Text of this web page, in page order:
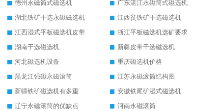
德州永磁筒式磁选机
广东湛江永磁筒式磁选机
湖北铁矿干选永磁磁选机
江西贫铁矿干选磁选机
江西湿式平板磁选机皮带
浙江平板磁选机选矿要求
湖南干选磁选机
新疆皮带干选磁选机
河北磁选机设备
重庆磁选机价格
黑龙江强磁永磁滚筒
江苏永磁滚筒结构图
新疆铁矿磁选机有多重
安徽铁尾矿湿式磁选机
辽宁永磁滚筒的优缺点
河南永磁滚筒